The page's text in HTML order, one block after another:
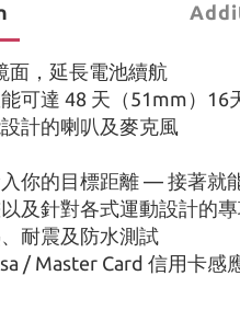
面，延長電池續航
可達 48 天（51mm）16
計的喇叭及麥克風
你的目標距離 — 接著就
及針對各式運動設計的
耐震及防水測試
/ Master Card 信用卡感